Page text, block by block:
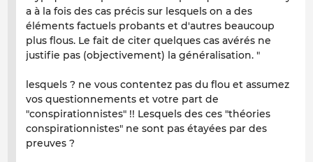
a à la fois des cas précis sur lesquels on a des
éléments factuels probants et d'autres beaucoup
plus flous. Le fait de citer quelques cas avérés ne
justifie pas (objectivement) la généralisation. "
lesquels ? ne vous contentez pas du flou et assumez
vos questionnements et votre part de
"conspirationnistes" !! Lesquels des ces "théories
conspirationnistes" ne sont pas étayées par des
preuves ?